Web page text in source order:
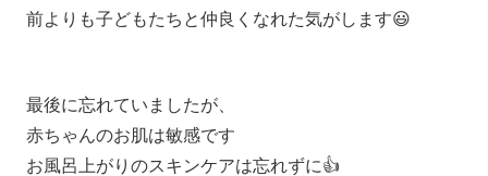
前よりも子どもたちと仲良くなれた気がします😃
最後に忘れていましたが、
赤ちゃんのお肌は敏感です
お風呂上がりのスキンケアは忘れずに👍